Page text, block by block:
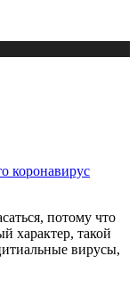
коронавирус
потому что
характер, такой
вирусы,